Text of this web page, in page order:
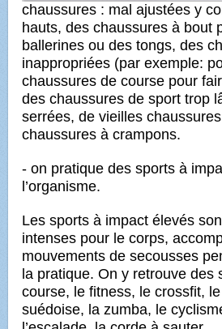
chaussures : mal ajustées y
hauts, des chaussures à bout
ballerines ou des tongs, des
inappropriées (par exemple:
chaussures de course pour
des chaussures de sport trop
serrées, de vieilles
chaussures à crampons.
- on pratique des sports à
l’organisme.
Les sports à impact élevés
intenses pour le corps,
mouvements de secousses
la pratique. On y retrouve des
course, le fitness, le crossfit,
suédoise, la zumba, le